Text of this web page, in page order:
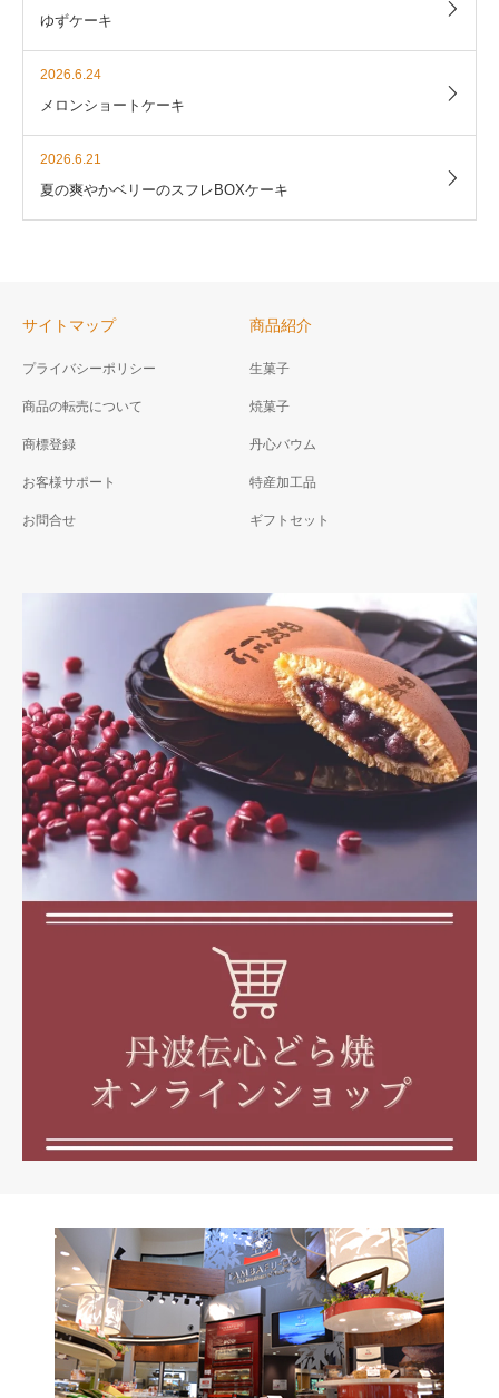
ゆずケーキ
2026.6.24
メロンショートケーキ
2026.6.21
夏の爽やかベリーのスフレBOXケーキ
サイトマップ
プライバシーポリシー
商品の転売について
商標登録
お客様サポート
お問合せ
商品紹介
生菓子
焼菓子
丹心バウム
特産加工品
ギフトセット